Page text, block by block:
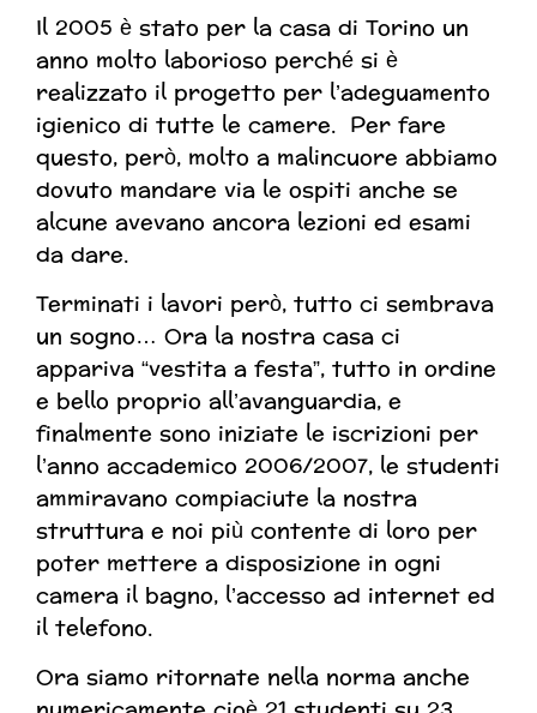
Il 2005 è stato per la casa di Torino un
anno molto laborioso perché si è
realizzato il progetto per l’adeguamento
igienico di tutte le camere. Per fare
questo, però, molto a malincuore abbiamo
dovuto mandare via le ospiti anche se
alcune avevano ancora lezioni ed esami
da dare.
Terminati i lavori però, tutto ci sembrava
un sogno… Ora la nostra casa ci
appariva “vestita a festa”, tutto in ordine
e bello proprio all’avanguardia, e
finalmente sono iniziate le iscrizioni per
l’anno accademico 2006/2007, le studenti
ammiravano compiaciute la nostra
struttura e noi più contente di loro per
poter mettere a disposizione in ogni
camera il bagno, l’accesso ad internet ed
il telefono.
Ora siamo ritornate nella norma anche